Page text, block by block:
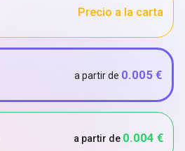
Precio a la carta
a partir de 0.005 €
a partir de 0.004 €